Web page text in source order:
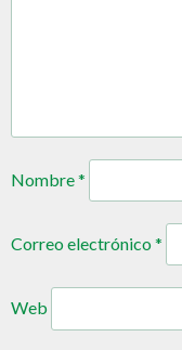
Nombre*
Correo electrónico*
Web